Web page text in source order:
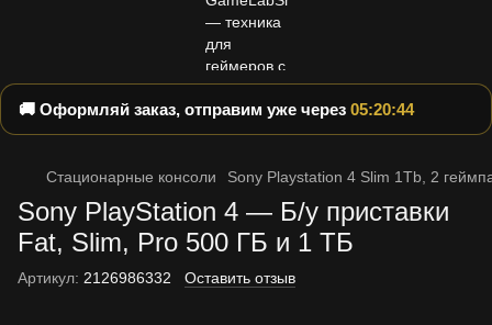
🚚 Оформляй заказ, отправим уже через 05:20:43
Стационарные консоли Sony Playstation 4 Slim 1Tb, 2
Sony PlayStation 4 — Б/у приставки
Fat, Slim, Pro 500 ГБ и 1 ТБ
Артикул: 2126986332 Оставить отзыв